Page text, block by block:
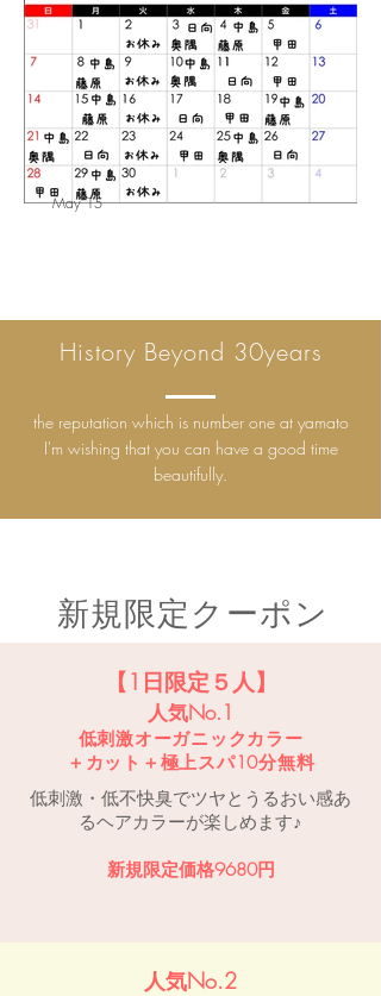
May 15
History Beyond 30years
the reputation which is number one at yamato
I'm wishing that you can have a good time
beautifully.
​新規限定クーポン
【1日限定５人】
人気No.1
低刺激オーガニックカラー
＋カット ＋極上スパ10分無料
低刺激・低不快臭でツヤとうるおい感あ
るヘアカラーが楽しめます♪
新規限定価格9680円
人気No.2